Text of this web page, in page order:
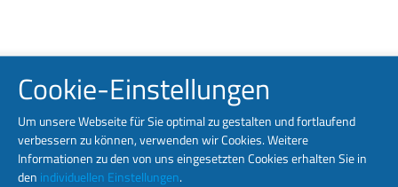
Cookie-Einstellungen
Um unsere Webseite für Sie optimal zu gestalten und fortlaufend
verbessern zu können, verwenden wir Cookies. Weitere
Informationen zu den von uns eingesetzten Cookies erhalten Sie in
den individuellen Einstellungen.